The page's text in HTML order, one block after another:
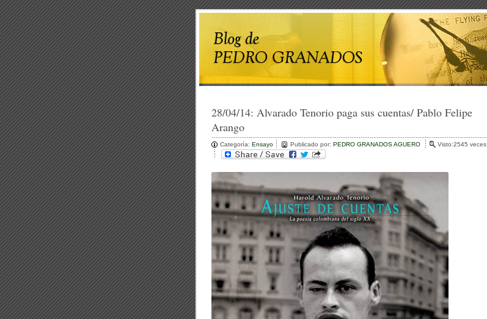
28/04/14: Alvarado Tenorio paga sus cuentas/ Pablo Felipe
Arango
Categoría: Ensayo Publicado por: PEDRO GRANADOS AGUERO Visto:2545 veces